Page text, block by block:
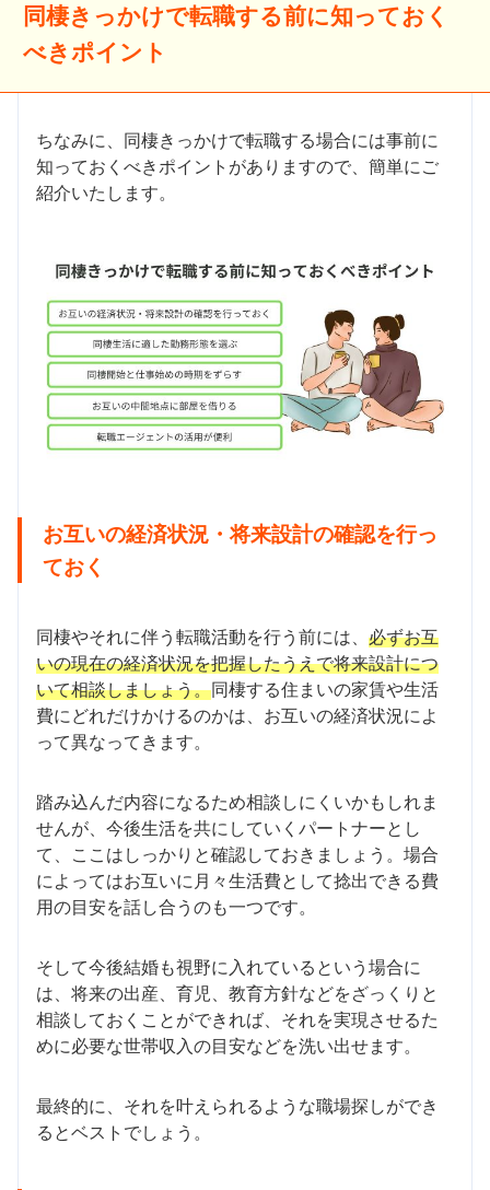
同棲きっかけで転職する前に知っておく
べきポイント
ちなみに、同棲きっかけで転職する場合には事前に
知っておくべきポイントがありますので、簡単にご
紹介いたします。
お互いの経済状況・将来設計の確認を行っ
ておく
同棲やそれに伴う転職活動を行う前には、 必ずお互
いの現在の経済状況を把握したうえで将来設計につ
いて相談しましょう。同棲する住まいの家賃や生活
費にどれだけかけるのかは、お互いの経済状況によ
って異なってきます。
踏み込んだ内容になるため相談しにくいかもしれま
せんが、今後生活を共にしていくパートナーとし
て、ここはしっかりと確認しておきましょう。場合
によってはお互いに月々生活費として捻出できる費
用の目安を話し合うのも一つです。
そして今後結婚も視野に入れているという場合に
は、将来の出産、育児、教育方針などをざっくりと
相談しておくことができれば、それを実現させるた
めに必要な世帯収入の目安などを洗い出せます。
最終的に、それを叶えられるような職場探しができ
るとベストでしょう。